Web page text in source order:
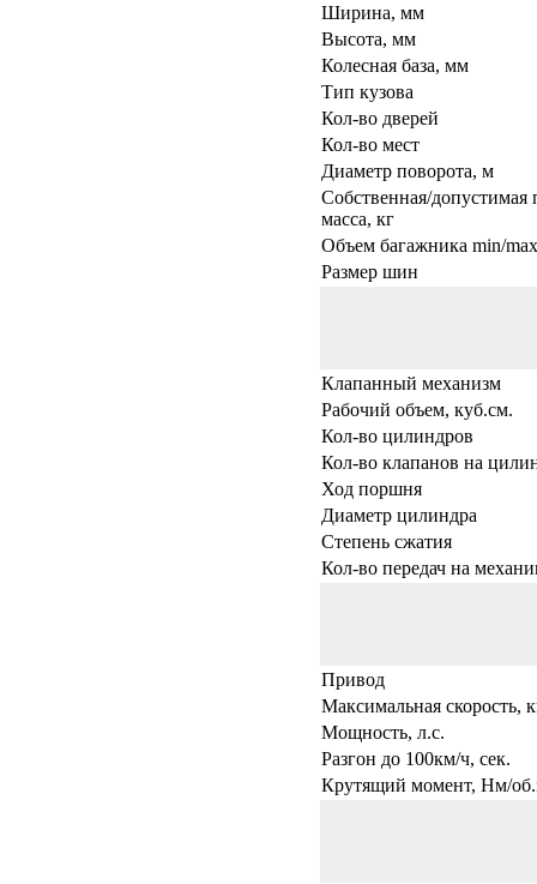
Ширина, мм
Высота, мм
Колесная база, мм
Тип кузова
Кол-во дверей
Кол-во мест
Диаметр поворота, м
Собственная/допустимая
масса, кг
Объем багажника min/
Размер шин
Клапанный механизм
Рабочий объем, куб.см.
Кол-во цилиндров
Кол-во клапанов на
Ход поршня
Диаметр цилиндра
Степень сжатия
Кол-во передач на
Привод
Максимальная скорость,
Мощность, л.с.
Разгон до 100км/ч, сек.
Крутящий момент, Нм/